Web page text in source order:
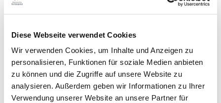
Diese Webseite verwendet Cookies
Wir verwenden Cookies, um Inhalte und Anzeigen zu
personalisieren, Funktionen für soziale Medien anbieten
zu können und die Zugriffe auf unsere Website zu
analysieren. Außerdem geben wir Informationen zu Ihrer
Verwendung unserer Website an unsere Partner für
Sprecht offen darüber,
dass der Verein keine Gefahr darstellt!